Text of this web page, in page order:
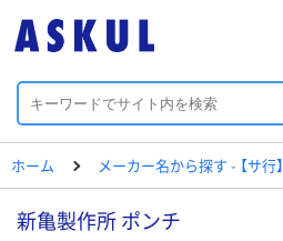
ホーム メーカー名から探す - 【サ行】
新亀製作所 ポンチ